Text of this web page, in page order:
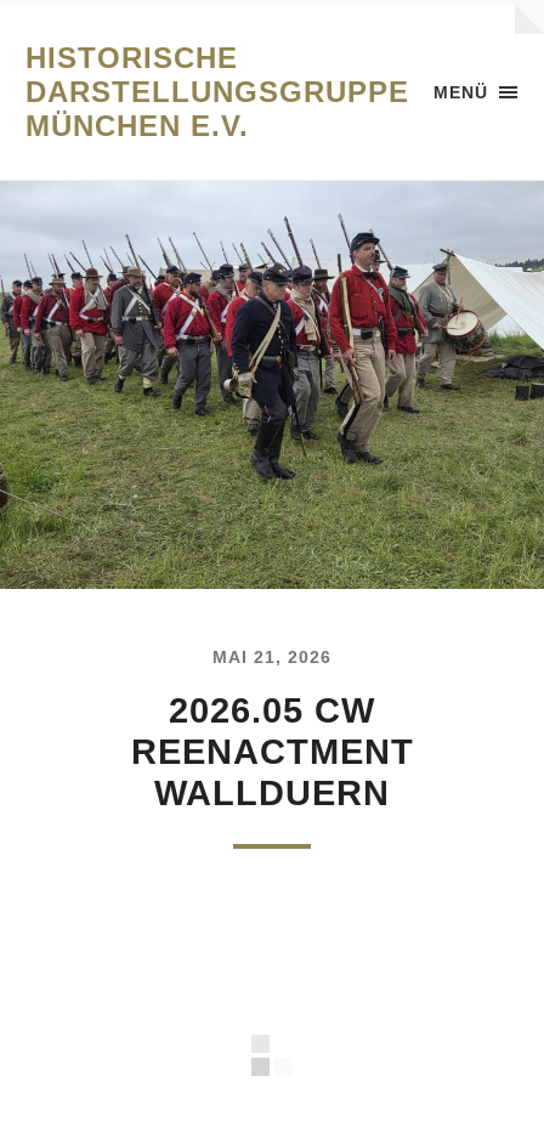
MENÜ
HISTORISCHE
DARSTELLUNGSGRUPPE
MÜNCHEN E.V.
MAI 21, 2026
2026.05 CW
REENACTMENT
WALLDUERN